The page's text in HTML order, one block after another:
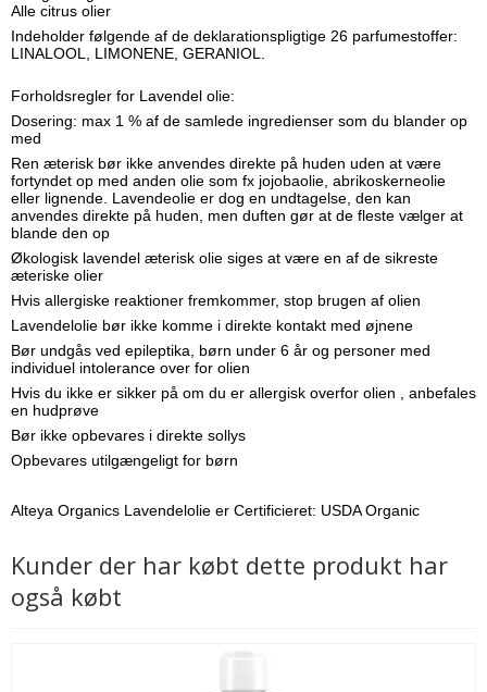
Alle citrus olier
Indeholder følgende af de deklarationspligtige 26 parfumestoffer:
LINALOOL, LIMONENE, GERANIOL.
Forholdsregler for Lavendel olie:
Dosering: max 1 % af de samlede ingredienser som du blander op
med
Ren æterisk bør ikke anvendes direkte på huden uden at være
fortyndet op med anden olie som fx jojobaolie, abrikoskerneolie
eller lignende. Lavendeolie er dog en undtagelse, den kan
anvendes direkte på huden, men duften gør at de fleste vælger at
blande den op
Økologisk lavendel æterisk olie siges at være en af de sikreste
æteriske olier
Hvis allergiske reaktioner fremkommer, stop brugen af olien
Lavendelolie bør ikke komme i direkte kontakt med øjnene
Bør undgås ved epileptika, børn under 6 år og personer med
individuel intolerance over for olien
Hvis du ikke er sikker på om du er allergisk overfor olien , anbefales
en hudprøve
Bør ikke opbevares i direkte sollys
Opbevares utilgængeligt for børn
Alteya Organics Lavendelolie er Certificieret: USDA Organic
Kunder der har købt dette produkt har
også købt